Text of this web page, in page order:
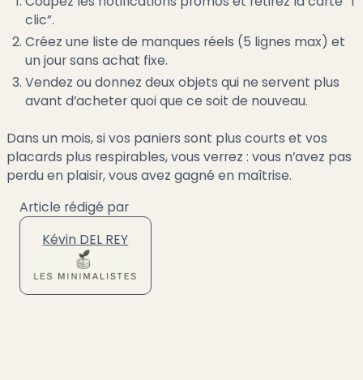
clic”.
Créez une liste de manques réels (5 lignes max) et
un jour sans achat fixe.
Vendez ou donnez deux objets qui ne servent plus
avant d’acheter quoi que ce soit de nouveau.
Dans un mois, si vos paniers sont plus courts et vos
placards plus respirables, vous verrez : vous n’avez pas
perdu en plaisir, vous avez gagné en maîtrise.
Article rédigé par
Kévin DEL REY